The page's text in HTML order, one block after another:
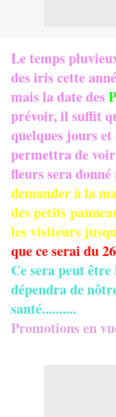
Le temps
des iris cette
mais la date des
prévoir, il suffit
quelques jours
permettra de
fleurs sera
demander à la
des petits
les visiteurs
que ce serai du
Ce sera peut
dépendra de
santé..........
Promotions en